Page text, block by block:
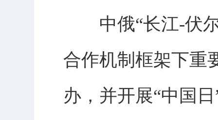
中俄“长江-伏尔
合作机制框架下重
办，并开展“中国